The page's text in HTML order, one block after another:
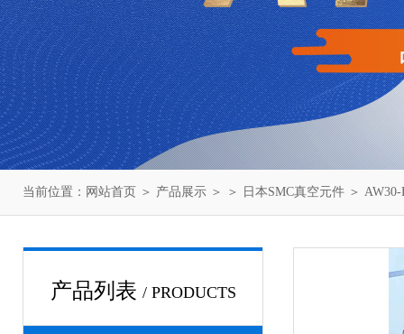
当前位置： 网站首页 ＞ 产品展示 ＞ ＞ 日本SMC真空元件 ＞
产品列表 / PRODUCTS